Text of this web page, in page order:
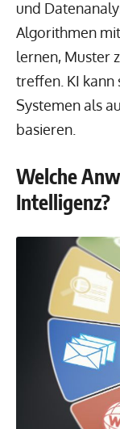
und
Algorithmen
lernen, Muster
treffen. KI
Systemen als
basieren.
Welche
Intelligenz?